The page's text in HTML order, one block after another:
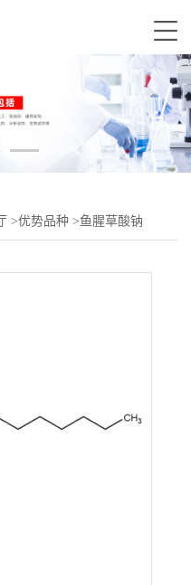
>优势品种 >鱼腥草酸钠